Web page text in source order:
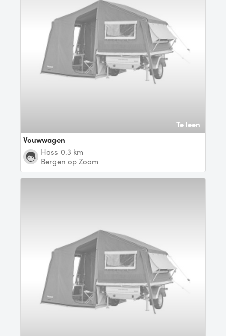
Te leen
Vouwwagen
Hass 0.3 km
Bergen op Zoom